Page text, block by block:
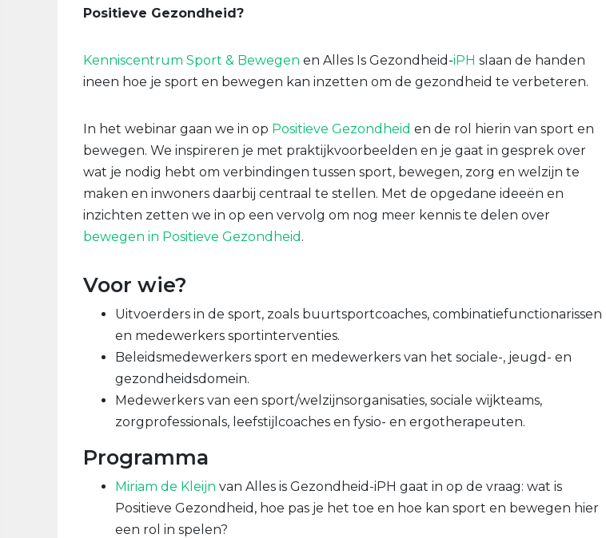
Positieve Gezondheid?
Kenniscentrum Sport & Bewegen en Alles Is Gezondheid-iPH slaan de handen
ineen hoe je sport en bewegen kan inzetten om de gezondheid te verbeteren.
In het webinar gaan we in op Positieve Gezondheid en de rol hierin van sport en
bewegen. We inspireren je met praktijkvoorbeelden en je gaat in gesprek over
wat je nodig hebt om verbindingen tussen sport, bewegen, zorg en welzijn te
maken en inwoners daarbij centraal te stellen. Met de opgedane ideeën en
inzichten zetten we in op een vervolg om nog meer kennis te delen over
bewegen in Positieve Gezondheid .
Voor wie?
Uitvoerders in de sport, zoals buurtsportcoaches, combinatiefunctionarissen
en medewerkers sportinterventies.
Beleidsmedewerkers sport en medewerkers van het sociale-, jeugd- en
gezondheidsdomein.
Medewerkers van een sport/welzijnsorganisaties, sociale wijkteams,
zorgprofessionals, leefstijlcoaches en fysio- en ergotherapeuten.
Programma
Miriam de Kleijn van Alles is Gezondheid-iPH gaat in op de vraag: wat is
Positieve Gezondheid, hoe pas je het toe en hoe kan sport en bewegen hier
een rol in spelen?